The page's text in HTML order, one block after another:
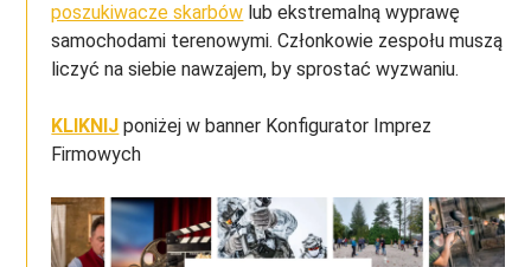
poszukiwacze skarbów lub ekstremalną wyprawę
samochodami terenowymi. Członkowie zespołu muszą
liczyć na siebie nawzajem, by sprostać wyzwaniu.
KLIKNIJ poniżej w banner Konfigurator Imprez
Firmowych